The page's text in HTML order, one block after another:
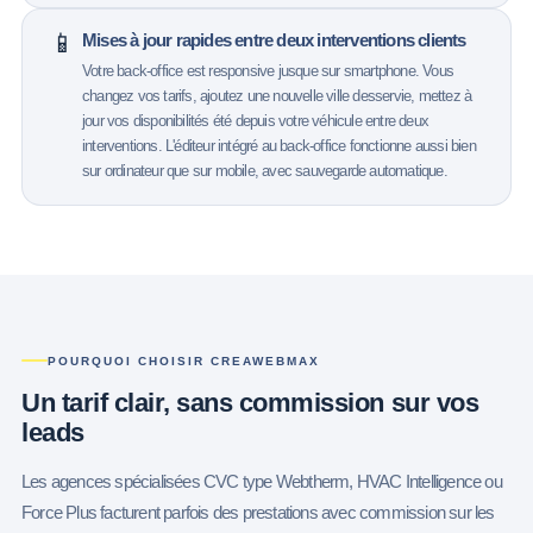
📱 Mises à jour rapides entre deux interventions clients
Votre back-office est responsive jusque sur smartphone. Vous
changez vos tarifs, ajoutez une nouvelle ville desservie, mettez à
jour vos disponibilités été depuis votre véhicule entre deux
interventions. L'éditeur intégré au back-office fonctionne aussi bien
sur ordinateur que sur mobile, avec sauvegarde automatique.
POURQUOI CHOISIR CREAWEBMAX
Un tarif clair, sans commission sur vos
leads
Les agences spécialisées CVC type Webtherm, HVAC Intelligence ou
Force Plus facturent parfois des prestations avec commission sur les